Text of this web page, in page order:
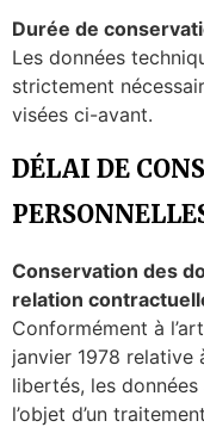
Durée de
Les données
strictement
visées ci-avant.
DÉLAI DE
Conservation des
relation
Conformément à
janvier 1978 relative
libertés, les
l’objet d’un